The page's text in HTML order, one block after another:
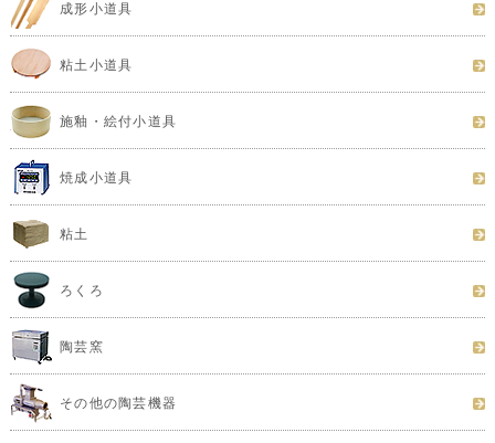
成形小道具
粘土小道具
施釉・絵付小道具
焼成小道具
粘土
ろくろ
陶芸窯
その他の陶芸機器